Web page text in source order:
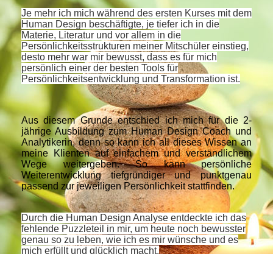
Je mehr ich mich während des ersten Kurses mit dem
Human Design beschäftigte, je tiefer ich in die
Materie, Literatur und vor allem in die
Persönlichkeitsstrukturen meiner Mitschüler einstieg,
desto mehr war mir bewusst, dass es für mich
persönlich einer der besten Tools für
Persönlichkeitsentwicklung und Transformation ist.
Aus diesem Grunde entschied ich mich für die 2-
jährige Ausbildung zum Human Design Coach und
Analytikerin, denn so kann ich all dieses Wissen an
meine Klienten auf einfachem und verständlichem
Wege weitergeben. So kann persönliche
Weiterentwicklung tiefgründiger und punktgenau
passend zur jeweiligen Persönlichkeit stattfinden.
Durch die Human Design Analyse entdeckte ich das
fehlende Puzzleteil in mir, um heute noch bewusster
genau so zu leben, wie ich es mir wünsche und es
mich erfüllt und glücklich macht.